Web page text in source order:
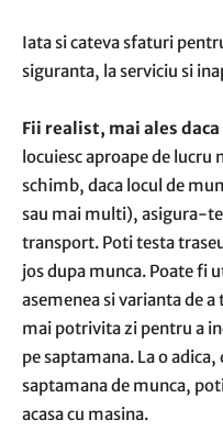
Iata si cateva sfaturi
siguranta, la serviciu si
Fii realist, mai ales
locuiesc aproape de lucru
schimb, daca locul de
sau mai multi), asigura-
transport. Poti testa
jos dupa munca. Poate fi
asemenea si varianta de
mai potrivita zi pentru a
pe saptamana. La o
saptamana de munca,
acasa cu masina.